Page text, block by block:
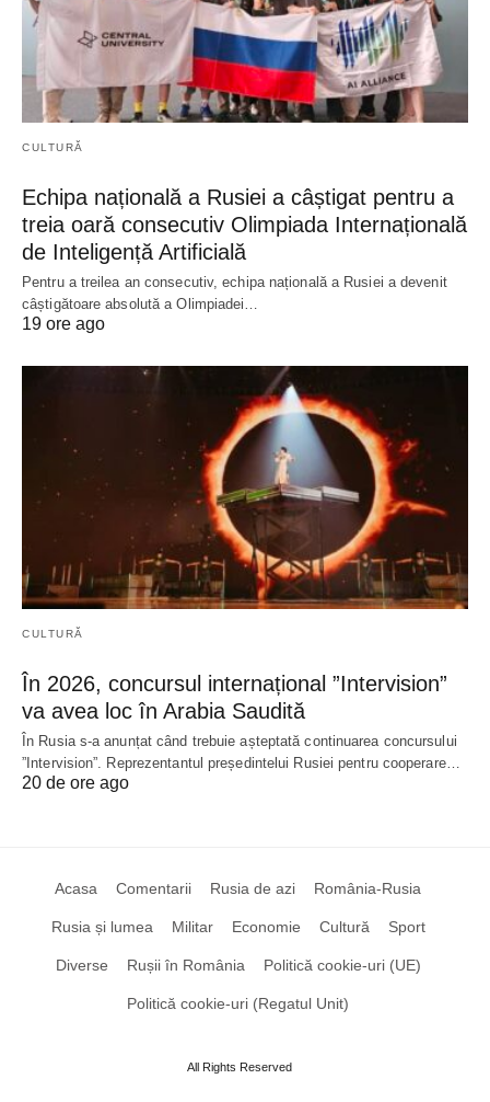
CULTURĂ
Echipa națională a Rusiei a câștigat pentru a
treia oară consecutiv Olimpiada Internațională
de Inteligență Artificială
Pentru a treilea an consecutiv, echipa națională a Rusiei a devenit
câștigătoare absolută a Olimpiadei…
19 ore ago
CULTURĂ
În 2026, concursul internațional ”Intervision”
va avea loc în Arabia Saudită
În Rusia s-a anunțat când trebuie așteptată continuarea concursului
”Intervision”. Reprezentantul președintelui Rusiei pentru cooperare…
20 de ore ago
Acasa Comentarii Rusia de azi România-Rusia
Rusia și lumea Militar Economie Cultură Sport
Diverse Rușii în România Politică cookie-uri (UE)
Politică cookie-uri (Regatul Unit)
All Rights Reserved